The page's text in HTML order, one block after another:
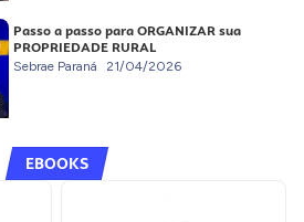
Passo a passo para ORGANIZAR sua
PROPRIEDADE RURAL
Sebrae Paraná 21/04/2026
EBOOKS